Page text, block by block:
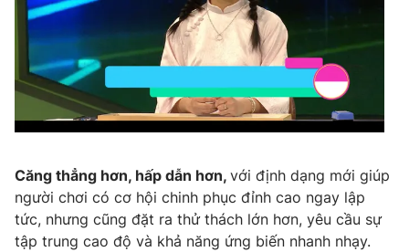
Theo dõi báo trên
Cơ quan chủ quản:Đài Truyền hình Việt Nam
Cơ quan báo chí:Thời báo VTV
Tổng Biên tập:
Vũ Thanh Thủy
Phó Tổng Biên tập:
Nguyễn Thị Mỹ Hạnh, Phạm Quốc Thắng,
Nguyễn Trọng Ninh
Căng thẳng hơn, hấp dẫn hơn, với định dạng mới giúp
người chơi có cơ hội chinh phục đỉnh cao ngay lập
tức, nhưng cũng đặt ra thử thách lớn hơn, yêu cầu sự
tập trung cao độ và khả năng ứng biến nhanh nhạy.